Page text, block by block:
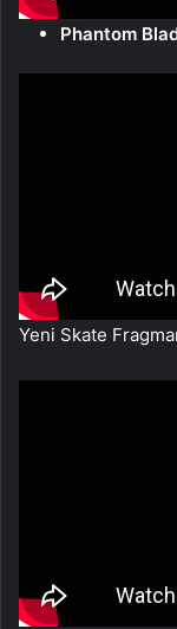
Phantom
Yeni Skate